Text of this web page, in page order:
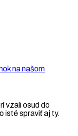
na našom
vzali osud do
isté spraviť aj ty.